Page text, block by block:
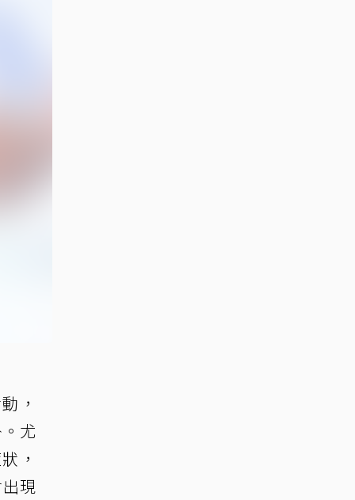
，
尤
，
現